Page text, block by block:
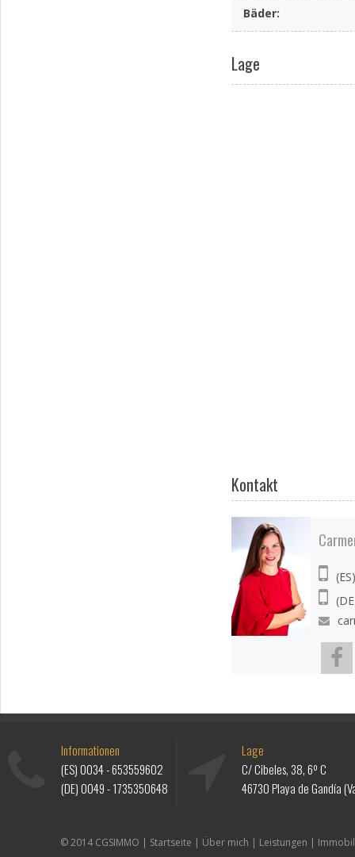
Bäder:
Lage
Kontakt
Informationen
(ES)0034 - 653559602
(DE)0049 - 1735350648
Lage
C/ Cibeles, 38, 6º C
46730 Playa de Gandía
© 2014 CGSIMMO | Startseite | Über mich | Leistungen |